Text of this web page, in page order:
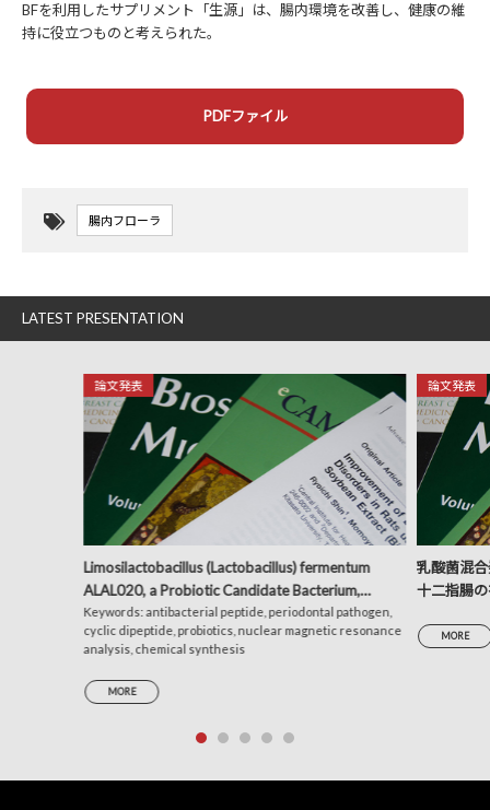
BFを利用したサプリメント「生源」は、腸内環境を改善し、健康の維
持に役立つものと考えられた。
PDFファイル
腸内フローラ
LATEST PRESENTATION
論文発表
Limosilactobacillus (Lactobacillus) fermentum
ALAL020, a Probiotic Candidate Bacterium,
Produces a Cyclic Dipeptide That Suppresses the
Periodontal Pathogens Porphyromonas gingivalis
and Prevotella intermedia
Keywords: antibacterial peptide, periodontal pathogen,
cyclic dipeptide, probiotics, nuclear magnetic resonance
analysis, chemical synthesis
MORE
論文発表
乳酸菌混
十二指腸
MORE